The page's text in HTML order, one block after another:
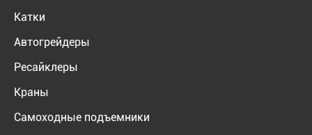
Катки
Автогрейдеры
Ресайклеры
Краны
Самоходные подъемники